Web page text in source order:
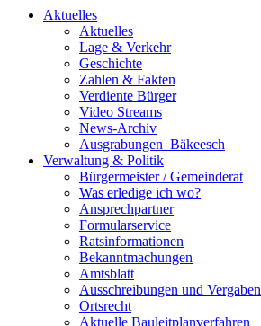
Aktuelles
Aktuelles
Lage & Verkehr
Geschichte
Zahlen & Fakten
Verdiente Bürger
Video Streams
News-Archiv
Ausgrabungen_Bäkeesch
Verwaltung & Politik
Bürgermeister / Gemeinderat
Was erledige ich wo?
Ansprechpartner
Formularservice
Ratsinformationen
Bekanntmachungen
Amtsblatt
Ausschreibungen und Vergaben
Ortsrecht
Aktuelle Bauleitplanverfahren